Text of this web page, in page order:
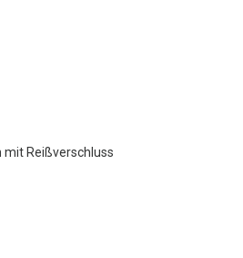
Reißverschluss